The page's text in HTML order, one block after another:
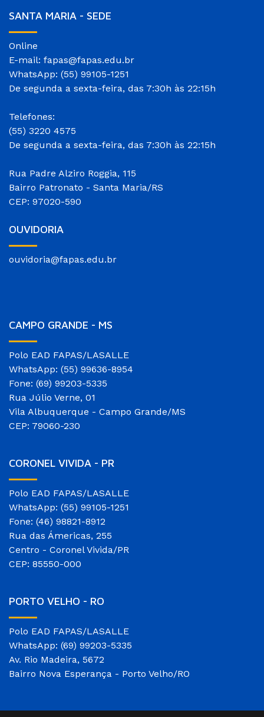
SANTA MARIA - SEDE
Online
E-mail: fapas@fapas.edu.br
WhatsApp: (55) 99105-1251
De segunda a sexta-feira, das 7:30h às 22:15h
Telefones:
(55) 3220 4575
De segunda a sexta-feira, das 7:30h às 22:15h
Rua Padre Alziro Roggia, 115
Bairro Patronato - Santa Maria/RS
CEP: 97020-590
OUVIDORIA
ouvidoria@fapas.edu.br
CAMPO GRANDE - MS
Polo EAD FAPAS/LASALLE
WhatsApp: (55) 99636-8954
Fone: (69) 99203-5335
Rua Júlio Verne, 01
Vila Albuquerque - Campo Grande/MS
CEP: 79060-230
CORONEL VIVIDA - PR
Polo EAD FAPAS/LASALLE
WhatsApp: (55) 99105-1251
Fone: (46) 98821-8912
Rua das Ámericas, 255
Centro - Coronel Vivida/PR
CEP: 85550-000
PORTO VELHO - RO
Polo EAD FAPAS/LASALLE
WhatsApp: (69) 99203-5335
Av. Rio Madeira, 5672
Bairro Nova Esperança - Porto Velho/RO